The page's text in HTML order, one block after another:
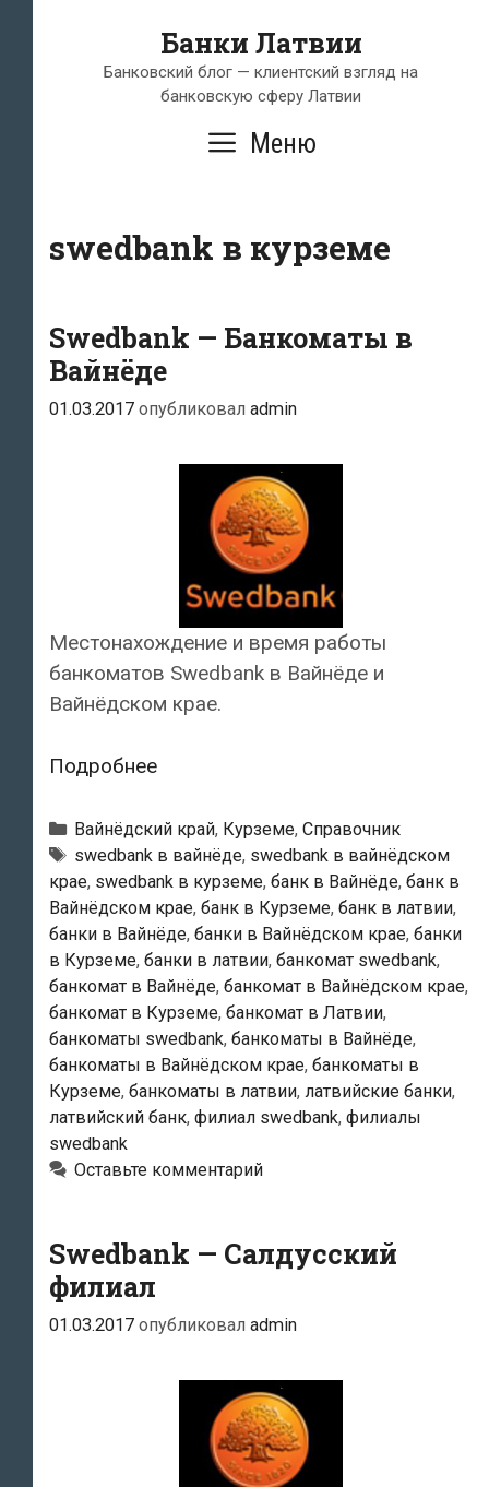
содержимому
Банки Латвии
Банковский блог — клиентский взгляд на
банковскую сферу Латвии
Меню
swedbank в курземе
Swedbank — Банкоматы в
Вайнёде
01.03.2017 опубликовал admin
Местонахождение и время работы
банкоматов Swedbank в Вайнёде и
Вайнёдском крае.
ПодробнееSwedbank
Банкоматы
в
Вайнёде
Рубрики
Вайнёдский край, Курземе, Справочник
Тэги
swedbank в вайнёде, swedbank в вайнёдском
крае, swedbank в курземе, банк в Вайнёде, банк в
Вайнёдском крае, банк в Курземе, банк в латвии,
банки в Вайнёде, банки в Вайнёдском крае, банки
в Курземе, банки в латвии, банкомат swedbank,
банкомат в Вайнёде, банкомат в Вайнёдском крае,
банкомат в Курземе, банкомат в Латвии,
банкоматы swedbank, банкоматы в Вайнёде,
банкоматы в Вайнёдском крае, банкоматы в
Курземе, банкоматы в латвии, латвийские банки,
латвийский банк, филиал swedbank, филиалы
swedbank
Оставьте комментарий
Swedbank — Салдусский
филиал
01.03.2017 опубликовал admin